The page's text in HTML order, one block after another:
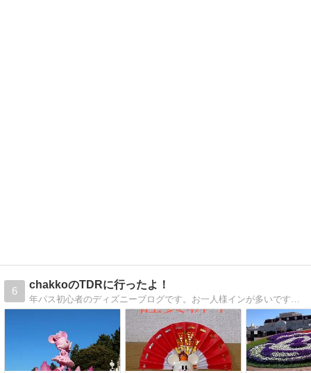
6
chakkoのTDRに行ったよ！
年パス初心者のディズニーブログです。お一人様インが多いですが、一緒に行ける時は夫と二人でＴＤＲを楽しんでいます。